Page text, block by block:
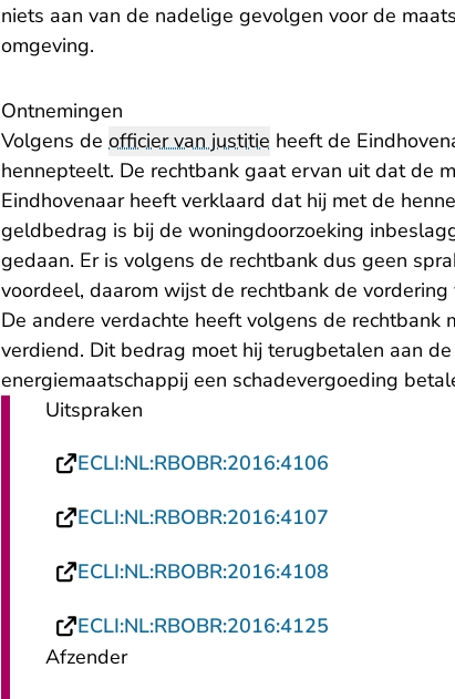
niets aan van de nadelige gevolgen voor de
omgeving.
Ontnemingen
Volgens de officier van justitie heeft de
hennepteelt. De rechtbank gaat ervan uit dat de
Eindhovenaar heeft verklaard dat hij met de
geldbedrag is bij de woningdoorzoeking
gedaan. Er is volgens de rechtbank dus geen
voordeel, daarom wijst de rechtbank de
De andere verdachte heeft volgens de
verdiend. Dit bedrag moet hij terugbetalen aan
energiemaatschappij een schadevergoeding
Uitspraken
ECLI:NL:RBOBR:2016:4106
ECLI:NL:RBOBR:2016:4107
ECLI:NL:RBOBR:2016:4108
ECLI:NL:RBOBR:2016:4125
Afzender